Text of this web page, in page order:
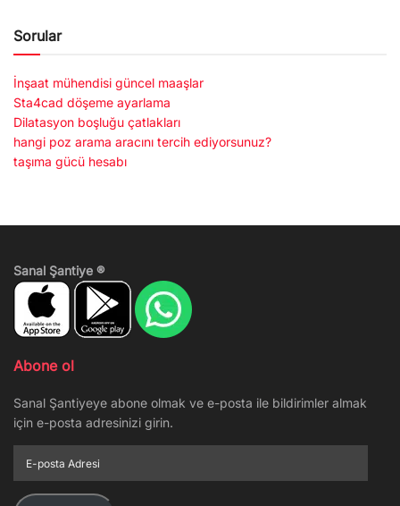
Sorular
İnşaat mühendisi güncel maaşlar
Sta4cad döşeme ayarlama
Dilatasyon boşluğu çatlakları
hangi poz arama aracını tercih ediyorsunuz?
taşıma gücü hesabı
Sanal Şantiye ®
Abone ol
Sanal Şantiyeye abone olmak ve e-posta ile bildirimler almak
için e-posta adresinizi girin.
posta
Adresi